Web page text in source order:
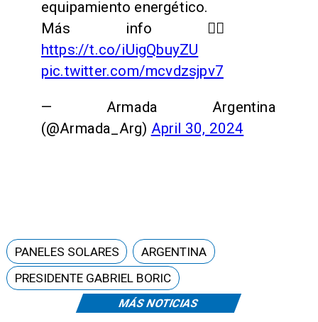
equipamiento energético.
Más info 👉🏻
https://t.co/iUigQbuyZU
pic.twitter.com/mcvdzsjpv7
— Armada Argentina
(@Armada_Arg) April 30, 2024
MÁS NOTICIAS
PANELES SOLARES
ARGENTINA
PRESIDENTE GABRIEL BORIC